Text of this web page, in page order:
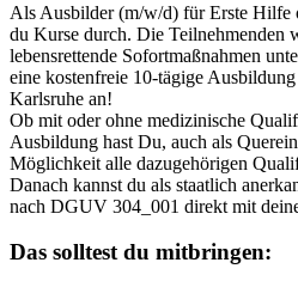
Als Ausbilder (m/w/d) für Erste Hilfe
du Kurse durch. Die Teilnehmenden
lebensrettende Sofortmaßnahmen
eine kostenfreie 10-tägige
Karlsruhe an!
Ob mit oder ohne medizinische
Ausbildung hast Du, auch als
Möglichkeit alle dazugehörigen
Danach kannst du als staatlich
nach DGUV 304_001 direkt mit
Das solltest du mitbringen: